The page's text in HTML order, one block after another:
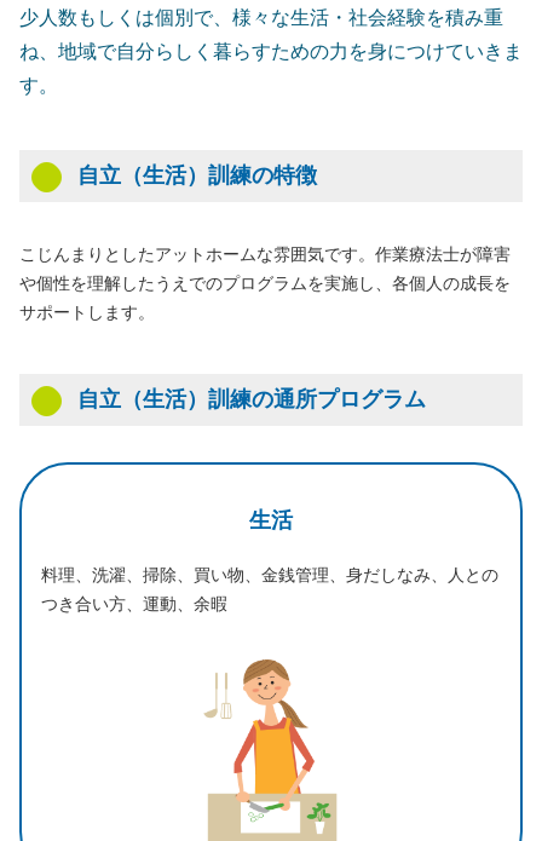
少人数もしくは個別で、様々な生活・社会経験を積み重
ね、地域で自分らしく暮らすための力を身につけていきま
す。
⾃⽴（⽣活）訓練の特徴
こじんまりとしたアットホームな雰囲気です。作業療法⼠が障害
や個性を理解したうえでのプログラムを実施し、各個⼈の成⻑を
サポートします。
⾃⽴（⽣活）訓練の通所プログラム
⽣活
料理、洗濯、掃除、買い物、金銭管理、身だしなみ、人との
つき合い方、運動、余暇